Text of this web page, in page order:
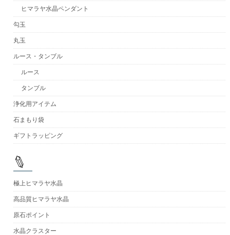
ヒマラヤ水晶ペンダント
勾玉
丸玉
ルース・タンブル
ルース
タンブル
浄化用アイテム
石まもり袋
ギフトラッピング
極上ヒマラヤ水晶
高品質ヒマラヤ水晶
原石ポイント
水晶クラスター